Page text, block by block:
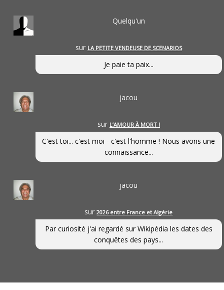
Quelqu'un
sur LA PETITE VENDEUSE DE SCENARIOS
Je paie ta paix...
jacou
sur L’AMOUR À MORT !
C'est toi... c'est moi - c'est l'homme ! Nous avons une
connaissance...
jacou
sur2026 entre France et Algérie
Par curiosité j'ai regardé sur Wikipédia les dates des
conquêtes des pays...